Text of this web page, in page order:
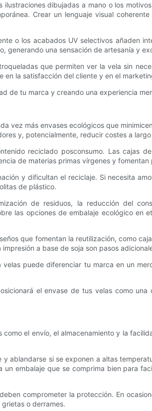
dibujadas a mano o los
Crear un lenguaje visual
o los acabados UV selectivos añaden
generando una sensación de artesanía y
que permiten ver la vela sin
la satisfacción del cliente y en el
de tu marca y creando una experiencia
vez más envases ecológicos que
y, potencialmente, reducir costes a
reciclado posconsumo. Las cajas
de materias primas vírgenes y
y dificultan el reciclaje. Si necesita
de plástico.
de residuos, la reducción del
las opciones de embalaje ecológico en
que fomentan la reutilización, como
a base de soja son pasos
puede diferenciar tu marca en un
el envase de tus velas como
el envío, el almacenamiento y la
ablandarse si se exponen a altas
embalaje que se comprima bien para
comprometer la protección. En
o derrames.